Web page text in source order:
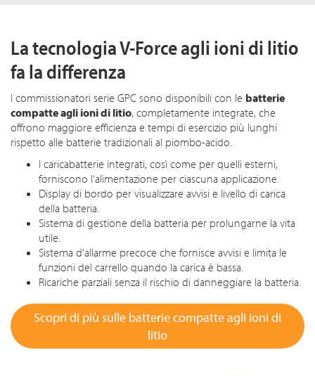
La tecnologia V-Force agli ioni di litio
fa la differenza
I commissionatori serie GPC sono disponibili con le batterie
compatte agli ioni di litio, completamente integrate, che
offrono maggiore efficienza e tempi di esercizio più lunghi
rispetto alle batterie tradizionali al piombo-acido.
I caricabatterie integrati, così come per quelli esterni,
forniscono l’alimentazione per ciascuna applicazione.
Display di bordo per visualizzare avvisi e livello di carica
della batteria.
Sistema di gestione della batteria per prolungarne la vita
utile.
Sistema d’allarme precoce che fornisce avvisi e limita le
funzioni del carrello quando la carica è bassa.
Ricariche parziali senza il rischio di danneggiare la batteria.
Scopri di più sulle batterie compatte agli ioni di
litio